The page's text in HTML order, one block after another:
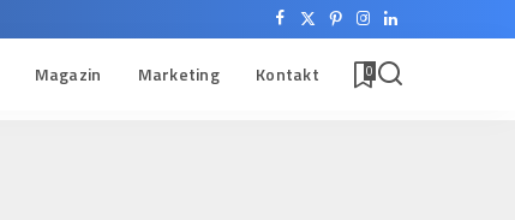
Magazin Marketing Kontakt 0